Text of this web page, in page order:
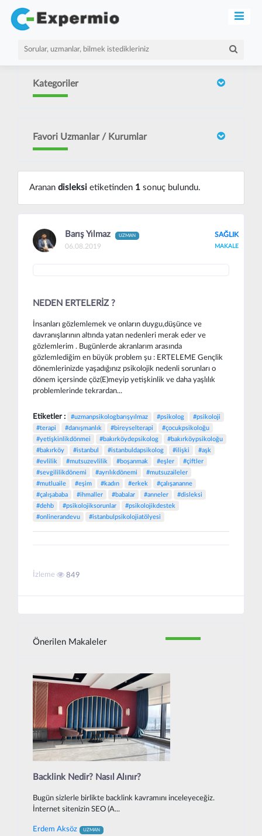
Kategoriler
Favori Uzmanlar / Kurumlar
Aranan disleksi etiketinden 1sonuç bulundu.
Barış Yılmaz UZMAN
06.08.2019
SAĞLIK
MAKALE
NEDEN ERTELERİZ ?
İnsanları gözlemlemek ve onların duygu,düşünce ve
davranışlarının altında yatan nedenleri merak eder ve
gözlemlerim . Bugünlerde akranlarım arasında
gözlemlediğim en büyük problem şu : ERTELEME Gençlik
dönemlerinizde yaşadığınız psikolojik nedenli sorunları o
dönem içersinde çöz(E)meyip yetişkinlik ve daha yaşlılık
problemlerinde tekrardan...
Etiketler : #uzmanpsikologbarışyılmaz #psikolog
#psikoloji
#terapi
#danışmanlık #bireyselterapi
#çocukpsikoloğu
#yetişkinlikdönmei
#bakırköydepsikolog
#bakırköypsikoloğu
#bakırköy
#istanbul #istanbuldapsikolog #ilişki
#aşk
#evlilik
#mutsuzevlilik #boşanmak #eşler
#çiftler
#sevgililikdönemi
#ayrılıkdönemi
#mutsuzaileler
#mutluaile
#eşim #kadın #erkek
#çalışananne
#çalışababa
#ihmaller #babalar #anneler
#disleksi
#dehb
#psikolojiksorunlar
#psikolojikdestek
#onlinerandevu
#istanbulpsikolojiatölyesi
İzleme 849
Önerilen Makaleler
Backlink Nedir? Nasıl Alınır?
Bugün sizlerle birlikte backlink kavramını inceleyeceğiz.
İnternet sitenizin SEO (A...
Erdem Aksöz UZMAN